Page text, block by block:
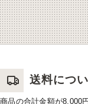
送料につ
商品の合計金額が8,000